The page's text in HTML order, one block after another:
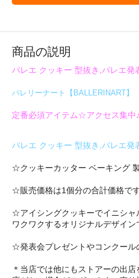
商品の説明
バレエ クッキー 型抜き,バレエ発
バレリーナート【BALLERINART】
定番必須アイテム☆アクセス集中♪
バレエ クッキー 型抜き,バレエ発
☆クッキーカッター ベーキング
☆販売価格は1個分の合計価格です
☆アイシングクッキーでイニシャ
ワクワクするオリジナルデザイン
☆発表会プレゼントやコンクール
＊当店では他にもストアーの出